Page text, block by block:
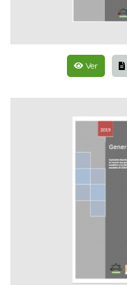
Ver